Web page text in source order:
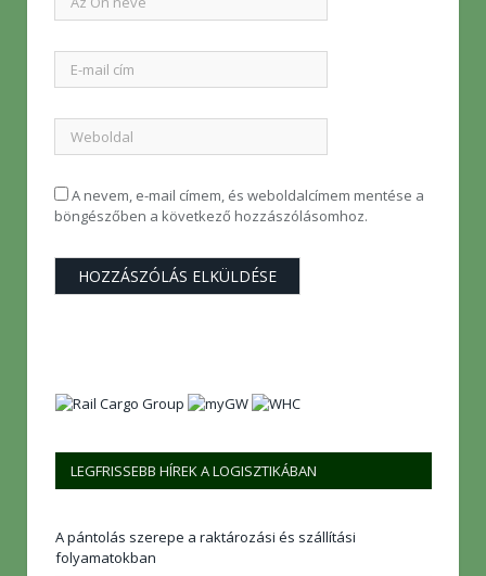
A nevem, e-mail címem, és weboldalcímem mentése a
böngészőben a következő hozzászólásomhoz.
LEGFRISSEBB HÍREK A LOGISZTIKÁBAN
A pántolás szerepe a raktározási és szállítási
folyamatokban